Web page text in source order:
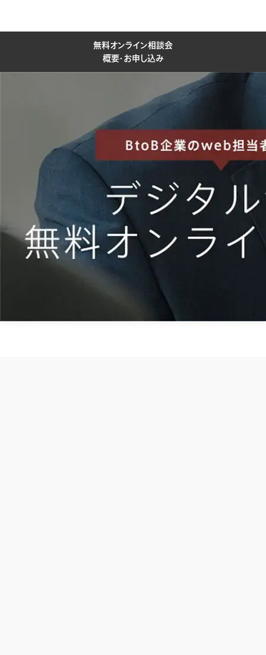
無料オンライン相談会
概要・お申し込み